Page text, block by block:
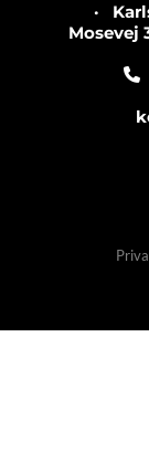
·
Mosevej
